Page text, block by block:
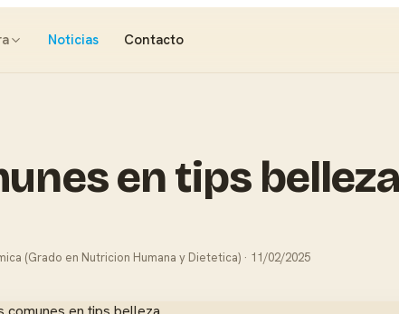
Noticias Contacto
en tips belleza
(Grado en Nutricion Humana y Dietetica) · 11/02/2025